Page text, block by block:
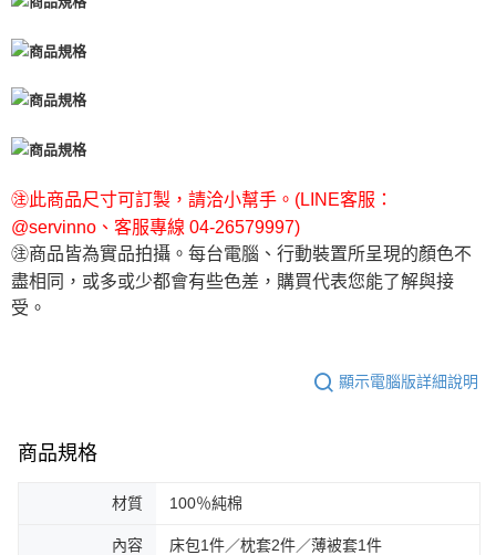
㊟此商品尺寸可訂製，請洽小幫手。(LINE客服：
@servinno、客服專線 04-26579997)
㊟商品皆為實品拍攝。每台電腦、行動裝置所呈現的顏色不
盡相同，或多或少都會有些色差，購買代表您能了解與接
受。
顯示電腦版詳細說明
商品規格
材質 100％純棉
內容 床包1件／枕套2件／薄被套1件